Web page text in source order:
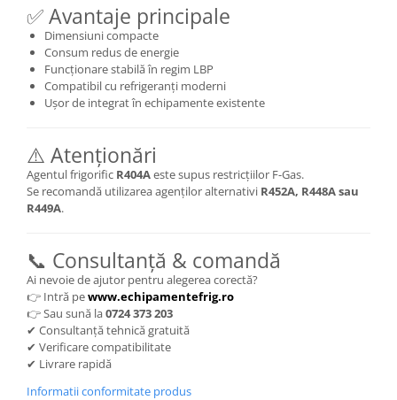
✅ Avantaje principale
Dimensiuni compacte
Consum redus de energie
Funcționare stabilă în regim LBP
Compatibil cu refrigeranți moderni
Ușor de integrat în echipamente existente
⚠️ Atenționări
Agentul frigorific R404Aeste supus restricțiilor F-Gas.
Se recomandă utilizarea agenților alternativi R452A, R448A sau
R449A.
📞 Consultanță & comandă
Ai nevoie de ajutor pentru alegerea corectă?
👉 Intră pewww.echipamentefrig.ro
👉 Sau sună la0724 373 203
✔ Consultanță tehnică gratuită
✔ Verificare compatibilitate
✔ Livrare rapidă
Informatii conformitate produs